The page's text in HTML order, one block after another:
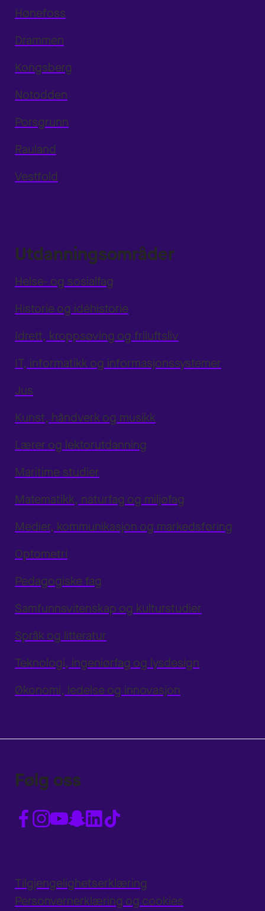
Hønefoss
Drammen
Kongsberg
Notodden
Porsgrunn
Rauland
Vestfold
Utdanningsområder
Helse- og sosialfag
Historie og idéhistorie
Idrett, kroppsøving og friluftsliv
IT, informatikk og informasjonssystemer
Jus
Kunst, håndverk og musikk
Lærer og lektorutdanning
Maritime studier
Matematikk, naturfag og miljøfag
Medier, kommunikasjon og markedsføring
Optometri
Pedagogiske fag
Samfunnsvitenskap og kulturstudier
Språk og litteratur
Teknologi, ingeniørfag og lysdesign
Økonomi, ledelse og innovasjon
Følg oss
Tilgjengelighetserklæring
Personvernerklæring og cookies